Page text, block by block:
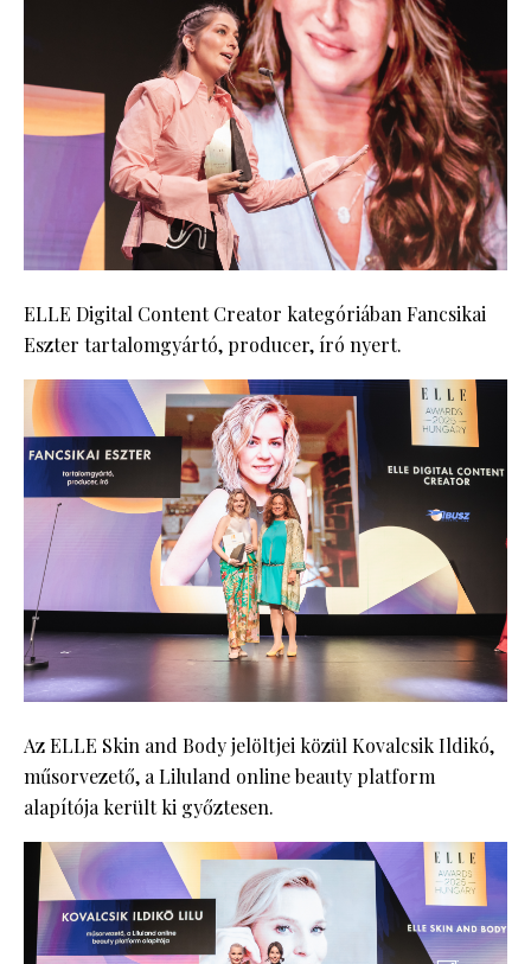
ELLE Digital Content Creator kategóriában Fancsikai
Eszter tartalomgyártó, producer, író nyert.
Az ELLE Skin and Body jelöltjei közül Kovalcsik Ildikó,
műsorvezető, a Liluland online beauty platform
alapítója került ki győztesen.